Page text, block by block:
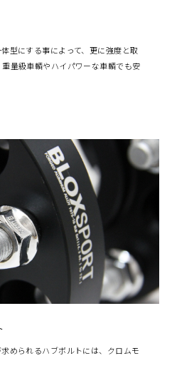
型にする事によって、更に強度と取
量級車輌やハイパワーな車輌でも安
められるハブボルトには、クロムモ